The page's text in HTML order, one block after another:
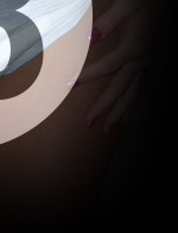
Trier par nom